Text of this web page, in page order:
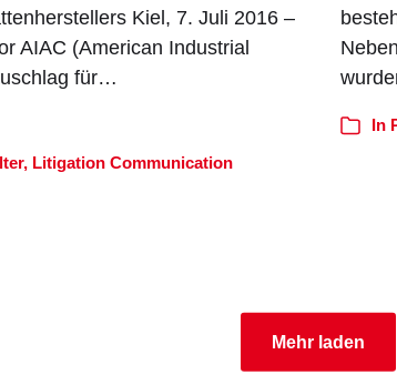
Kiel, 7. Juli 2016 –
AIAC (American Industrial
für…
, Litigation Communication
In
Mehr laden